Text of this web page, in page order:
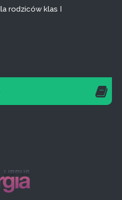
rodziców klas I